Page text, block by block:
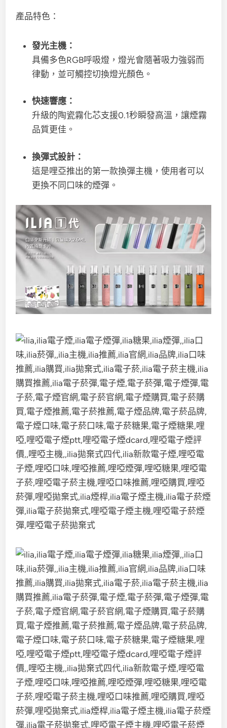
產品特色：
發光主機：
具備多色RGB呼吸燈，燈光會隨著吸力強弱而
律動，並可觸控切換燈光顏色。
快速響應：
升級的陶瓷霧化芯支援0.1秒瞬發高溫，讓煙霧
品質更佳。
換彈式設計：
這是哩亞推出的第一款換彈主機，使用者可以
更換不同口味的煙彈。